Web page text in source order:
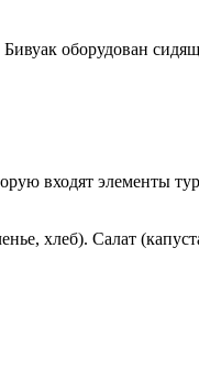
оборудован
входят элементы
хлеб). Салат